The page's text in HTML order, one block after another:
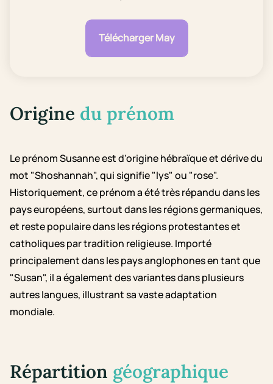
Télécharger May
Origine du prénom
Le prénom Susanne est d'origine hébraïque et dérive du
mot "Shoshannah", qui signifie "lys" ou "rose".
Historiquement, ce prénom a été très répandu dans les
pays européens, surtout dans les régions germaniques,
et reste populaire dans les régions protestantes et
catholiques par tradition religieuse. Importé
principalement dans les pays anglophones en tant que
"Susan", il a également des variantes dans plusieurs
autres langues, illustrant sa vaste adaptation
mondiale.
Répartition géographique